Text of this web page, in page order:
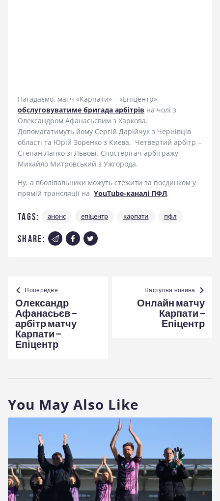
Нагадаємо, матч «Карпати» – «Епіцентр»
обслуговуватиме бригада арбітрів на чолі з
Олександром Афанасьєвим з Харкова.
Допомагатимуть йому Сергій Дарійчук з Чернівців
області та Юрій Зоренко з Києва. Четвертий арбітр –
Степан Лапко зі Львові. Спостерігач арбітражу
Михайло Митровський з Ужгорода.
Ну, а вболівальники можуть стежити за поєдинком у
прямій трансляції на YouTube-каналі ПФЛ.
Tags: анонс епіцентр карпати пфл
share:
Навігація
записів
Попередня
Олександр
Афанасьєв –
арбітр матчу
Карпати –
Епіцентр
Наступна новина
Онлайн матчу
Карпати –
Епіцентр
You May Also Like